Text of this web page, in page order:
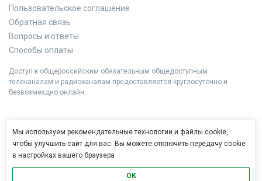
Пользовательское соглашение
Обратная связь
Вопросы и ответы
Способы оплаты
Доступ к общероссийским обязательным общедоступным
телеканалам и радиоканалам предоставляется круглосуточно и
безвозмездно онлайн.
Мы используем рекомендательные технологии и файлы cookie,
чтобы улучшить сайт для вас. Вы можете отключить передачу cookie
в настройках вашего браузера
OK